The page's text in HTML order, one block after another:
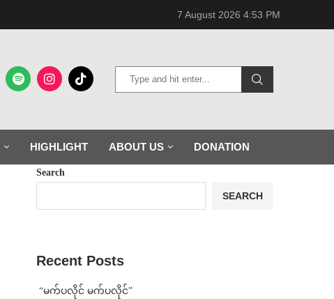
7 August 2026 4:53 PM
HIGHLIGHT ABOUT US DONATION
Search
SEARCH
Recent Posts
⁨ ⁨“မက်ပလိုင် မက်ပလိုင်”